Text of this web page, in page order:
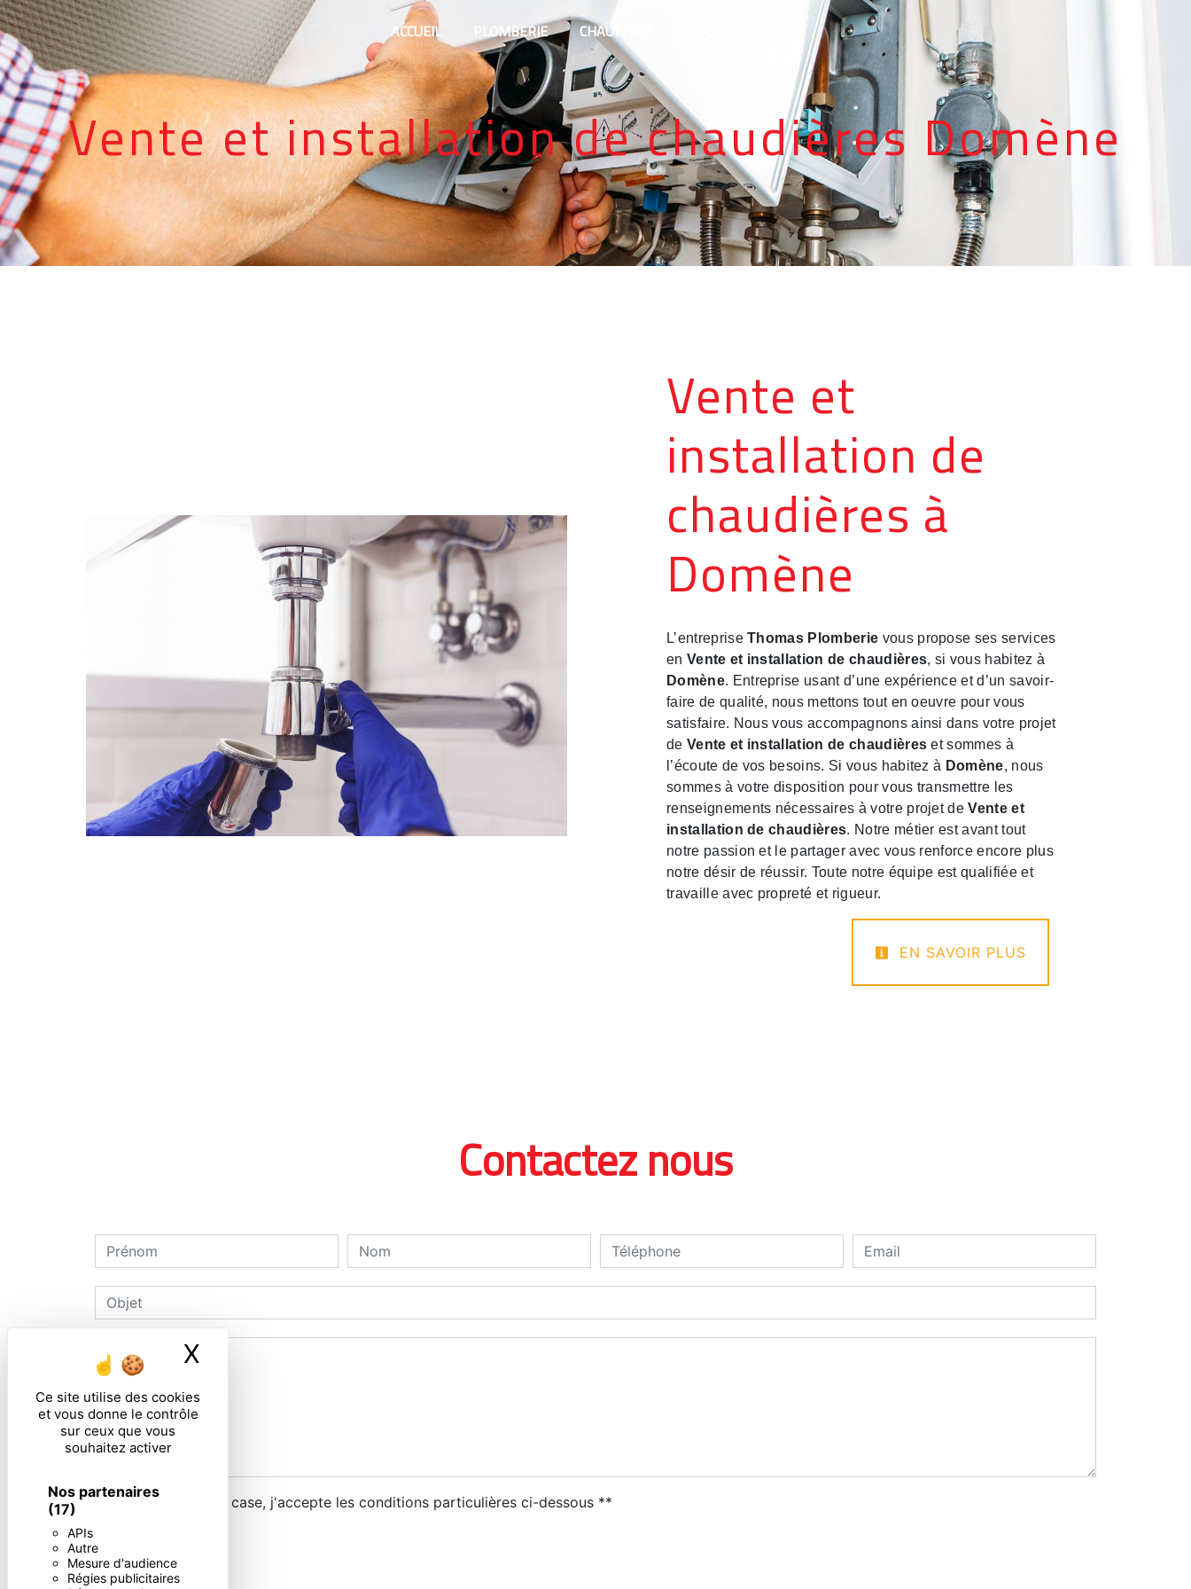
Panneau de gestion des cookies
Ce site utilise des cookies
et vous donne le contrôle
sur ceux que vous
souhaitez activer
Nos partenaires
(17)
APIs
Autre
Mesure d'audience
Régies publicitaires
X
ACCUEIL PLOMBERIE CHAUFFAGE
Vente et installation de chaudières Domène
Vente et
installation de
chaudières à
Domène
L’entrepriseThomas Plomberie vous propose ses services
en Vente et installation de chaudières, si vous habitez à
Domène. Entreprise usant d’une expérience et d’un savoir-
faire de qualité, nous mettons tout en oeuvre pour vous
satisfaire. Nous vous accompagnons ainsi dans votre projet
de Vente et installation de chaudières et sommes à
l’écoute de vos besoins. Si vous habitez à Domène, nous
sommes à votre disposition pour vous transmettre les
renseignements nécessaires à votre projet deVente et
installation de chaudières. Notre métier est avant tout
notre passion et le partager avec vous renforce encore plus
notre désir de réussir. Toute notre équipe est qualifiée et
travaille avec propreté et rigueur.
EN SAVOIR PLUS
Contactez nous
En cochant cette case, j'accepte les conditions particulières ci-dessous **